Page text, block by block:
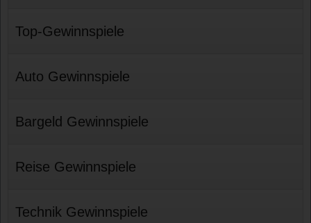
Top-Gewinnspiele
Auto Gewinnspiele
Bargeld Gewinnspiele
Reise Gewinnspiele
Technik Gewinnspiele